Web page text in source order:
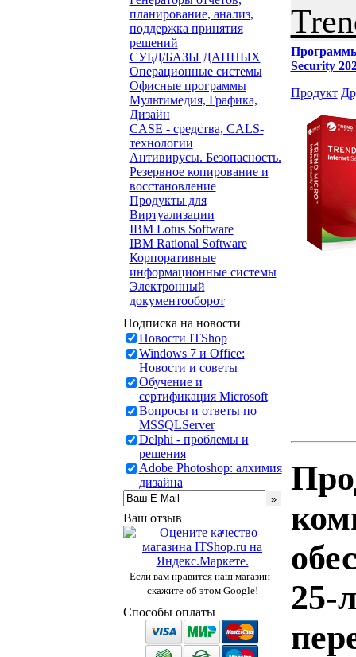
планирование, анализ,
поддержка принятия
решений
СУБД/БАЗЫ ДАННЫХ
Операционные системы
Офисные программы
Мультимедия, Графика,
Дизайн
CASE - средства, CALS-
технологии
Антивирусы. Безопасность.
Резервное копирование и
восстановление
Продукты для
Виртуализации
IBM Lotus Software
IBM Rational Software
Корпоративные
информационные системы
Электронный
документооборот
Подписка на новости
Новости ITShop
Windows 7 и Office:
Новости и советы
Обучение и
сертификация Microsoft
Вопросы и ответы по
MSSQLServer
Delphi - проблемы и
решения
Adobe Photoshop: алхимия
дизайна
Ваш отзыв
Если вам нравится наш магазин -
скажите об этом Google!
Способы оплаты
Security
Продукт
25-